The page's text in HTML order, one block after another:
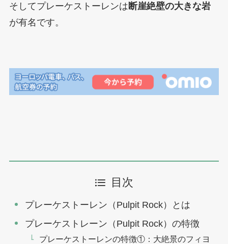
そしてプレーケストーレンは断崖絶壁の大きな岩
が有名です。
目次
プレーケストーレン（Pulpit Rock）とは
プレーケストレーン（Pulpit Rock）の特徴
プレーケストーレンの特徴①：大絶景のフィヨ